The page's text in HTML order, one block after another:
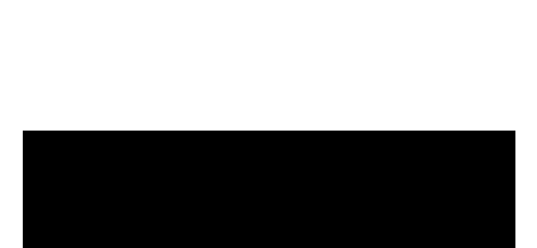
Reproductor